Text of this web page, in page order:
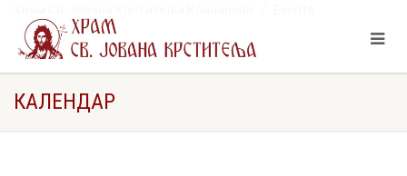
Преподобни Бенедикт Нурсијски (Друго бденије)
КАЛЕНДАР